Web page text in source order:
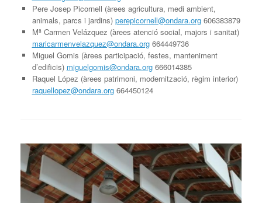
Pere Josep Picornell (àrees agricultura, medi ambient,
animals, parcs i jardins) perepicornell@ondara.org606383879
Mª Carmen Velázquez (àrees atenció social, majors i sanitat)
maricarmenvelazquez@ondara.org664449736
Miguel Gomis (àrees participació, festes, manteniment
d’edificis) miguelgomis@ondara.org666014385
Raquel López (àrees patrimoni, modernització, règim interior)
raquellopez@ondara.org664450124